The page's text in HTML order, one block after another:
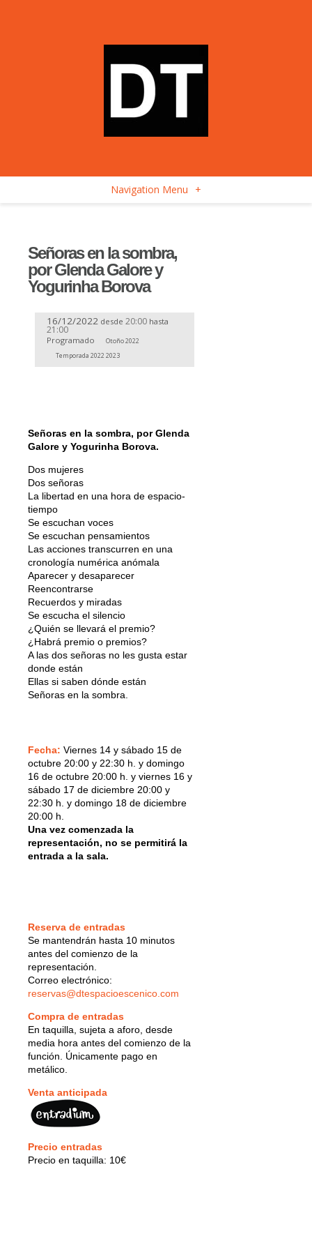
Navigation Menu +
Señoras en la sombra,
por Glenda Galore y
Yogurinha Borova
16/12/2022 desde 20:00 hasta
21:00
Programado
Otoño 2022
Temporada 2022 2023
Señoras en la sombra, por Glenda
Galore y Yogurinha Borova.
Dos mujeres
Dos señoras
La libertad en una hora de espacio-
tiempo
Se escuchan voces
Se escuchan pensamientos
Las acciones transcurren en una
cronología numérica anómala
Aparecer y desaparecer
Reencontrarse
Recuerdos y miradas
Se escucha el silencio
¿Quién se llevará el premio?
¿Habrá premio o premios?
A las dos señoras no les gusta estar
donde están
Ellas si saben dónde están
Señoras en la sombra.
Fecha: Viernes 14 y sábado 15 de
octubre 20:00 y 22:30 h. y domingo
16 de octubre 20:00 h. y viernes 16 y
sábado 17 de diciembre 20:00 y
22:30 h. y domingo 18 de diciembre
20:00 h.
Una vez comenzada la
representación, no se permitirá la
entrada a la sala.
Reserva de entradas
Se mantendrán hasta 10 minutos
antes del comienzo de la
representación.
Correo electrónico:
reservas@dtespacioescenico.com
Compra de entradas
En taquilla, sujeta a aforo, desde
media hora antes del comienzo de la
función. Únicamente pago en
metálico.
Venta anticipada
Precio entradas
Precio en taquilla: 10€